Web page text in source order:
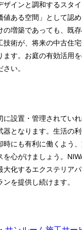
ザインと調和するスタ
値ある空間」として認
の増築であっても、既
技術が、将来の中古住
ます。お庭の有効活用
い。
に設置・管理されてい
器となります。生活の
時にも有利に働くよう
を心がけましょう。
大化するエクステリア
を提供し続けます。